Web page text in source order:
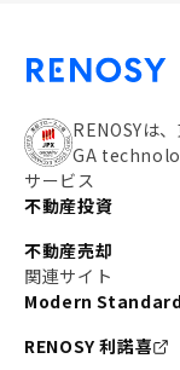
RENOSYは
GA
サービス
不動産投資
不動産売却
関連サイト
Modern
RENOSY 利諾喜